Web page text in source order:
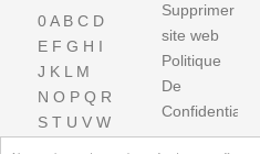
0A B C D
E F G H I
J K L M
N O P Q R
S T U V W
Supprimer
site web
Politique
De
Confidentialite